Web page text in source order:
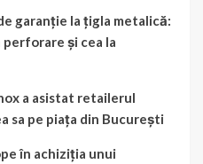
garanție la țigla metalică:
și cea la
a asistat retailerul
sa pe piața din București
în achiziția unui